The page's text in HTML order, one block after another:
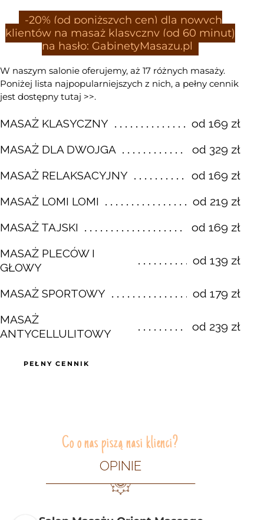
-20% (od poniższych cen) dla nowych
klientów na masaż klasyczny (od 60 minut)
na hasło: GabinetyMasazu.pl
W naszym salonie oferujemy, aż 17 różnych masaży.
Poniżej lista najpopularniejszych z nich, a pełny cennik
jest dostępny tutaj >>.
MASAŻ KLASYCZNY od 169 zł
MASAŻ DLA DWOJGA od 329 zł
MASAŻ RELAKSACYJNY od 169 zł
MASAŻ LOMI LOMI od 219 zł
MASAŻ TAJSKI od 169 zł
MASAŻ PLECÓW I
GŁOWY
od 139 zł
MASAŻ SPORTOWY od 179 zł
MASAŻ
ANTYCELLULITOWY
od 239 zł
PEŁNY CENNIK
Co o nas piszą nasi klienci?
OPINIE